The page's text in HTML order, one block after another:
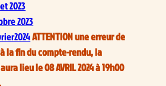
2023
2023
ATTENTION une erreur de
la fin du compte-rendu, la
lieu le 08 AVRIL 2024 à 19h00